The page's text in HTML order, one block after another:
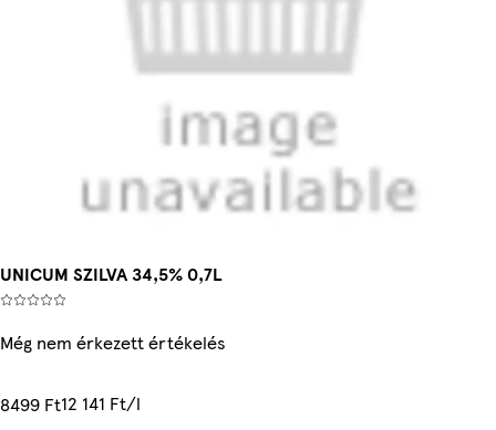
UNICUM SZILVA 34,5% 0,7L
Még nem érkezett értékelés
8499 Ft12 141 Ft/l